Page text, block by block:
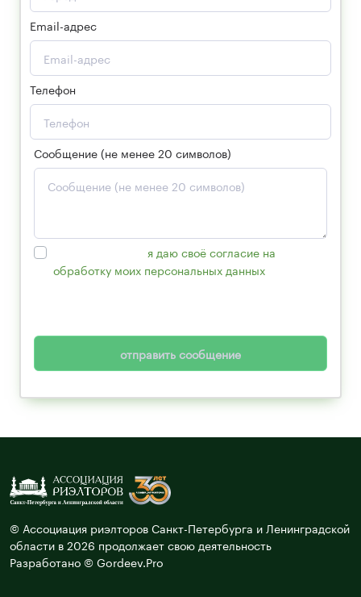
Email-адрес
Телефон
Сообщение (не менее 20 символов)
я даю своё согласие на
обработку моих персональных данных
отправить сообщение
© Ассоциация риэлторов Санкт-Петербурга и Ленинградской
области в 2026 продолжает свою деятельность
Разработано © Gordeev.Pro